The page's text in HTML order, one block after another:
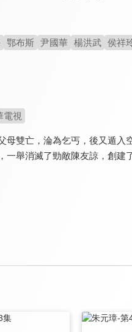
鄂布斯 尹國華 楊洪武 侯祥
電視
母雙亡，淪為乞丐，後又遁
一舉消滅了勁敵陳友諒，創